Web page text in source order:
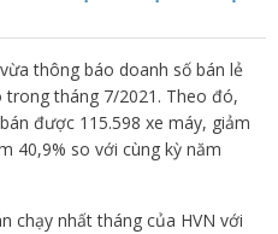
thông báo doanh số bán lẻ
tháng 7/2021. Theo đó,
được 115.598 xe máy, giảm
40,9% so với cùng kỳ năm
chạy nhất tháng của HVN với